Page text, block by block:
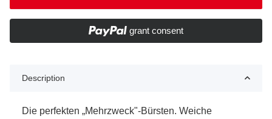
grant consent
Description
Die perfekten „Mehrzweck"-Bürsten. Weiche